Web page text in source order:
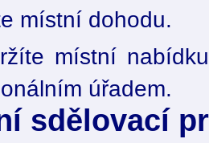
místní dohodu.
místní
úřadem.
sdělovací